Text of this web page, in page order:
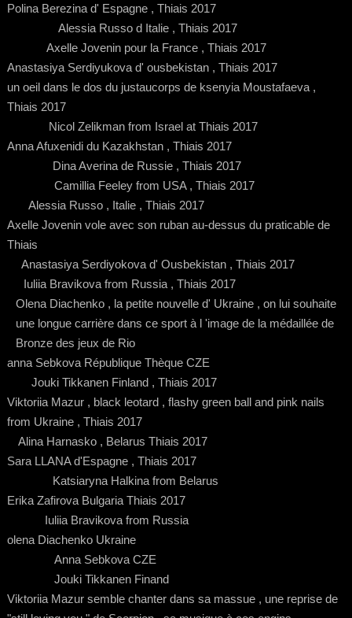
Polina Berezina d' Espagne , Thiais 2017
Alessia Russo d Italie , Thiais 2017
Axelle Jovenin pour la France , Thiais 2017
Anastasiya Serdiyukova d' ousbekistan , Thiais 2017
un oeil dans le dos du justaucorps de ksenyia Moustafaeva ,
Thiais 2017
Nicol Zelikman from Israel at Thiais 2017
Anna Afuxenidi du Kazakhstan , Thiais 2017
Dina Averina de Russie , Thiais 2017
Camillia Feeley from USA , Thiais 2017
Alessia Russo , Italie , Thiais 2017
Axelle Jovenin vole avec son ruban au-dessus du praticable de
Thiais
Anastasiya Serdiyokova d' Ousbekistan , Thiais 2017
Iuliia Bravikova from Russia , Thiais 2017
Olena Diachenko , la petite nouvelle d' Ukraine , on lui souhaite
une longue carrière dans ce sport à l 'image de la médaillée de
Bronze des jeux de Rio
anna Sebkova République Thèque CZE
Jouki Tikkanen Finland , Thiais 2017
Viktoriia Mazur , black leotard , flashy green ball and pink nails
from Ukraine , Thiais 2017
Alina Harnasko , Belarus Thiais 2017
Sara LLANA d'Espagne , Thiais 2017
Katsiaryna Halkina from Belarus
Erika Zafirova Bulgaria Thiais 2017
Iuliia Bravikova from Russia
olena Diachenko Ukraine
Anna Sebkova CZE
Jouki Tikkanen Finand
Viktoriia Mazur semble chanter dans sa massue , une reprise de